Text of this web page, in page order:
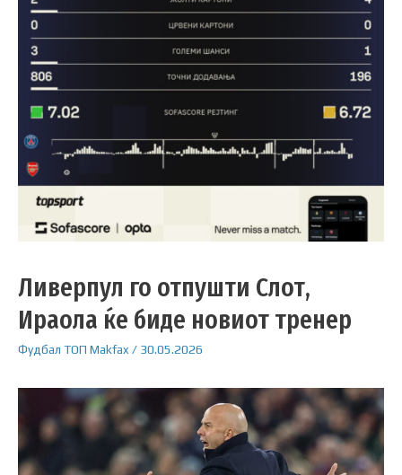
Ливерпул го отпушти Слот,
Ираола ќе биде новиот тренер
Фудбал ТОП Makfax / 30.05.2026